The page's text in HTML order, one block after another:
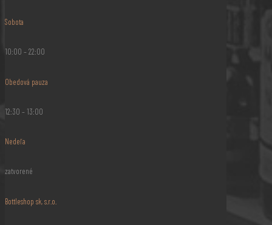
Sobota
10:00 – 22:00
Obedová pauza
12:30 – 13:00
Nedeľa
zatvorené
Bottleshop sk, s.r.o.